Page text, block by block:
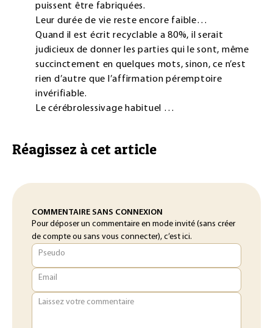
puissent être fabriquées.
Leur durée de vie reste encore faible…
Quand il est écrit recyclable a 80%, il serait
judicieux de donner les parties qui le sont, même
succinctement en quelques mots, sinon, ce n’est
rien d’autre que l’affirmation péremptoire
invérifiable.
Le cérébrolessivage habituel …
Réagissez à cet article
COMMENTAIRE SANS CONNEXION
Pour déposer un commentaire en mode invité (sans créer
de compte ou sans vous connecter), c’est ici.
Pseudo
Email
Laissez votre commentaire